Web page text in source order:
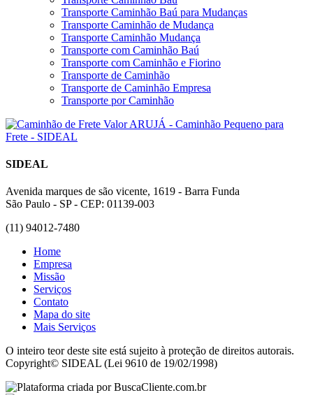
Transporte Caminhão Baú para Mudanças
Transporte Caminhão de Mudança
Transporte Caminhão Mudança
Transporte com Caminhão Baú
Transporte com Caminhão e Fiorino
Transporte de Caminhão
Transporte de Caminhão Empresa
Transporte por Caminhão
SIDEAL
Avenida marques de são vicente, 1619 - Barra Funda
São Paulo - SP - CEP: 01139-003
(11) 94012-7480
Home
Empresa
Missão
Serviços
Contato
Mapa do site
Mais Serviços
O inteiro teor deste site está sujeito à proteção de direitos autorais.
Copyright© SIDEAL (Lei 9610 de 19/02/1998)